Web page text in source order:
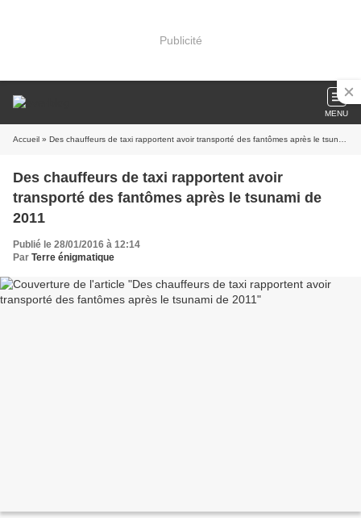
Publicité
MENU
Accueil » Des chauffeurs de taxi rapportent avoir transporté des fantômes après le tsunami de 2011
Des chauffeurs de taxi rapportent avoir
transporté des fantômes après le tsunami de
2011
Publié le 28/01/2016 à 12:14
Par Terre énigmatique